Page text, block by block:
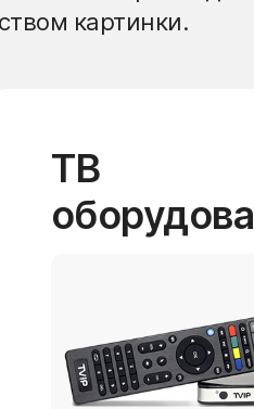
картинки.
ТВ